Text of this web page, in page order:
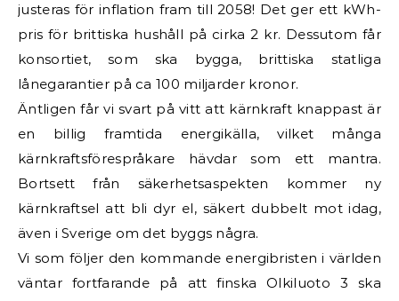
justeras för inflation fram till 2058! Det ger ett kWh-
pris för brittiska hushåll på cirka 2 kr. Dessutom får
konsortiet, som ska bygga, brittiska statliga
lånegarantier på ca 100 miljarder kronor.
Äntligen får vi svart på vitt att kärnkraft knappast är
en billig framtida energikälla, vilket många
kärnkraftsförespråkare hävdar som ett mantra.
Bortsett från säkerhetsaspekten kommer ny
kärnkraftsel att bli dyr el, säkert dubbelt mot idag,
även i Sverige om det byggs några.
Vi som följer den kommande energibristen i världen
väntar fortfarande på att finska Olkiluoto 3 ska